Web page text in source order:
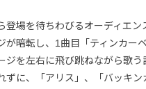
登場を待ちわびるオーディエ
が暗転し、1曲目「ティンカー
ジを左右に飛び跳ねながら歌
ずに、「アリス」、「バッキ